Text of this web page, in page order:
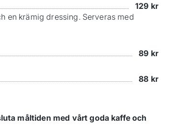
129 kr
en krämig dressing. Serveras med
89 kr
88 kr
måltiden med vårt goda kaffe och